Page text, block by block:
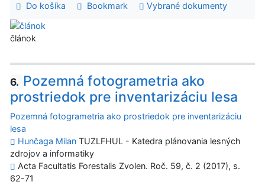
Do košíka Bookmark Vybrané dokumenty
článok
6. Pozemná fotogrametria ako
prostriedok pre inventarizáciu lesa
Pozemná fotogrametria ako prostriedok pre inventarizáciu
lesa
Hunčaga Milan TUZLFHUL - Katedra plánovania lesných
zdrojov a informatiky
Acta Facultatis Forestalis Zvolen. Roč. 59, č. 2 (2017), s.
62-71